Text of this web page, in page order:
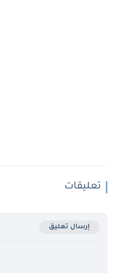
تعليقات
إرسال تعليق